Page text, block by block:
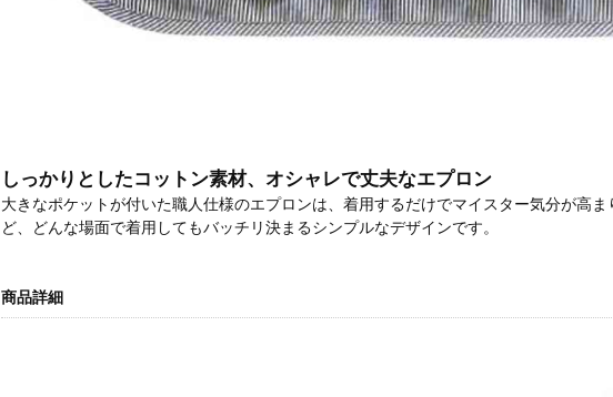
しっかりとしたコットン素材、オシャレで丈夫なエプロン
大きなポケットが付いた職人仕様のエプロンは、着用するだけでマイスター気分が高
ど、どんな場面で着用してもバッチリ決まるシンプルなデザインです。
商品詳細